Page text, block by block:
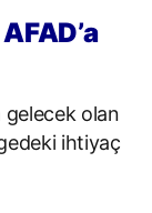
gelecek olan
ihtiyaç